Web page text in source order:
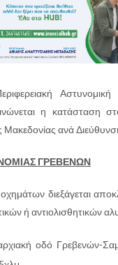
Αστυνομική
η κατάσταση
Μακεδονίας ανά
ΓΡΕΒΕΝΩΝ
διεξάγεται
ή αντιολισθητικών
οδό Γρεβενών-